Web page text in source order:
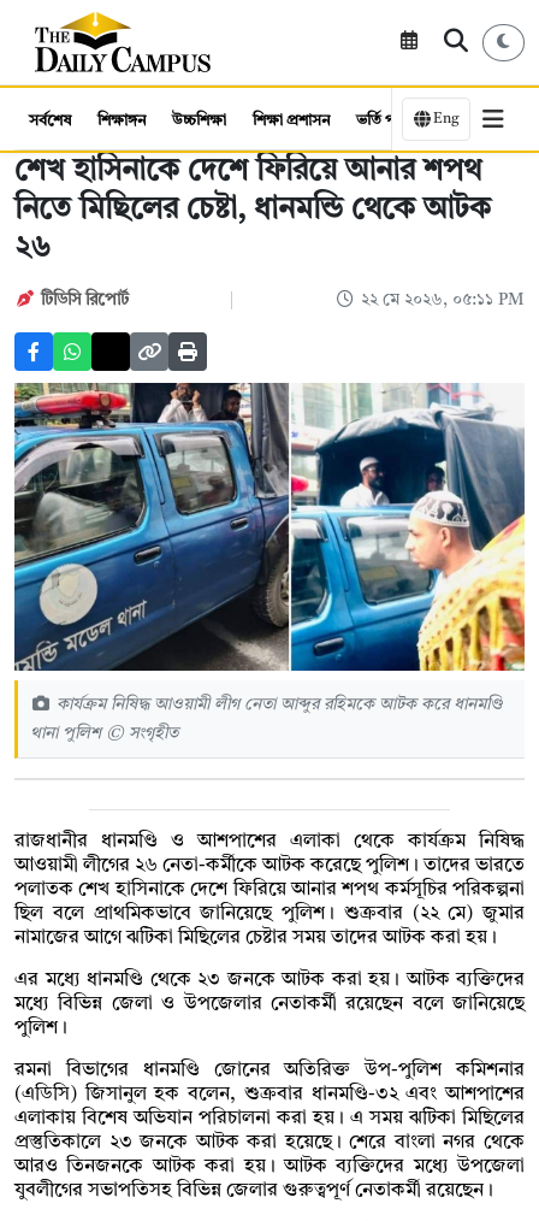
সর্বশেষ শিক্ষাঙ্গন উচ্চশিক্ষা শিক্ষা প্রশাসন ভর্তি পরীক্ষা কর্মসংস্থান
Eng
শেখ হাসিনাকে দেশে ফিরিয়ে আনার শপথ
নিতে মিছিলের চেষ্টা, ধানমন্ডি থেকে আটক
২৬
টিডিসি রিপোর্ট ২২ মে ২০২৬, ০৫:১১ PM
কার্যক্রম নিষিদ্ধ আওয়ামী লীগ নেতা আব্দুর রহিমকে আটক করে ধানমণ্ডি
থানা পুলিশ © সংগৃহীত
রাজধানীর ধানমণ্ডি ও আশপাশের এলাকা থেকে কার্যক্রম নিষিদ্ধ
আওয়ামী লীগের ২৬ নেতা-কর্মীকে আটক করেছে পুলিশ। তাদের ভারতে
পলাতক শেখ হাসিনাকে দেশে ফিরিয়ে আনার শপথ কর্মসূচির পরিকল্পনা
ছিল বলে প্রাথমিকভাবে জানিয়েছে পুলিশ। শুক্রবার (২২ মে) জুমার
নামাজের আগে ঝটিকা মিছিলের চেষ্টার সময় তাদের আটক করা হয়।
এর মধ্যে ধানমণ্ডি থেকে ২৩ জনকে আটক করা হয়। আটক ব্যক্তিদের
মধ্যে বিভিন্ন জেলা ও উপজেলার নেতাকর্মী রয়েছেন বলে জানিয়েছে
পুলিশ।
রমনা বিভাগের ধানমণ্ডি জোনের অতিরিক্ত উপ-পুলিশ কমিশনার
(এডিসি) জিসানুল হক বলেন, শুক্রবার ধানমণ্ডি-৩২ এবং আশপাশের
এলাকায় বিশেষ অভিযান পরিচালনা করা হয়। এ সময় ঝটিকা মিছিলের
প্রস্তুতিকালে ২৩ জনকে আটক করা হয়েছে। শেরে বাংলা নগর থেকে
আরও তিনজনকে আটক করা হয়। আটক ব্যক্তিদের মধ্যে উপজেলা
যুবলীগের সভাপতিসহ বিভিন্ন জেলার গুরুত্বপূর্ণ নেতাকর্মী রয়েছেন।